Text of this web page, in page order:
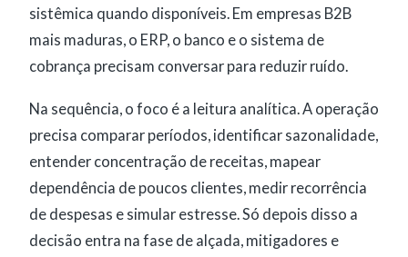
sistêmica quando disponíveis. Em empresas B2B
mais maduras, o ERP, o banco e o sistema de
cobrança precisam conversar para reduzir ruído.
Na sequência, o foco é a leitura analítica. A operação
precisa comparar períodos, identificar sazonalidade,
entender concentração de receitas, mapear
dependência de poucos clientes, medir recorrência
de despesas e simular estresse. Só depois disso a
decisão entra na fase de alçada, mitigadores e